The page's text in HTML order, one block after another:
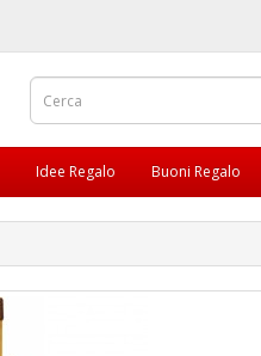
Idee Regalo Buoni Regalo